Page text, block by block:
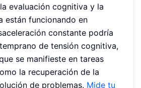
evaluación cognitiva y la
están funcionando en
constante podría
de tensión cognitiva,
se manifieste en tareas
la recuperación de la
de problemas. Mide tu